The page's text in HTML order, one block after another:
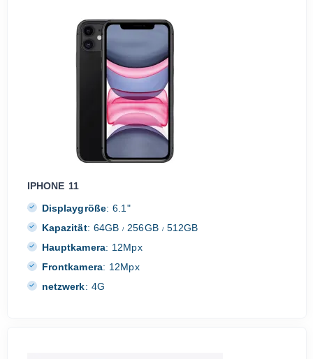
IPHONE 11
Displaygröße: 6.1"
Kapazität: 64GB/ 256GB /512GB
Hauptkamera: 12Mpx
Frontkamera: 12Mpx
netzwerk: 4G